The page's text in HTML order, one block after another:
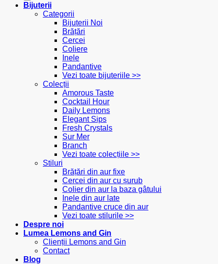
Bijuterii
Categorii
Bijuterii Noi
Brățări
Cercei
Coliere
Inele
Pandantive
Vezi toate bijuteriile >>
Colecții
Amorous Taste
Cocktail Hour
Daily Lemons
Elegant Sips
Fresh Crystals
Sur Mer
Branch
Vezi toate colecțiile >>
Stiluri
Brățări din aur fixe
Cercei din aur cu șurub
Colier din aur la baza gâtului
Inele din aur late
Pandantive cruce din aur
Vezi toate stilurile >>
Despre noi
Lumea Lemons and Gin
Clienții Lemons and Gin
Contact
Blog